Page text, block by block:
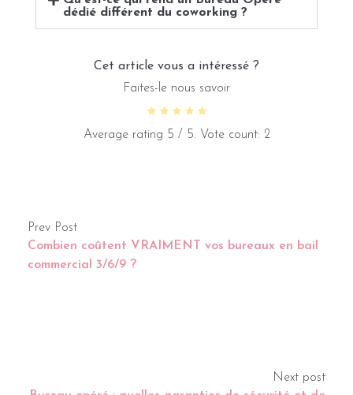
dédié différent du coworking ?
Cet article vous a intéressé ?
Faites-le nous savoir
Average rating 5 / 5. Vote count: 2
Prev Post
Combien coûtent VRAIMENT vos bureaux en bail
commercial 3/6/9 ?
Next post